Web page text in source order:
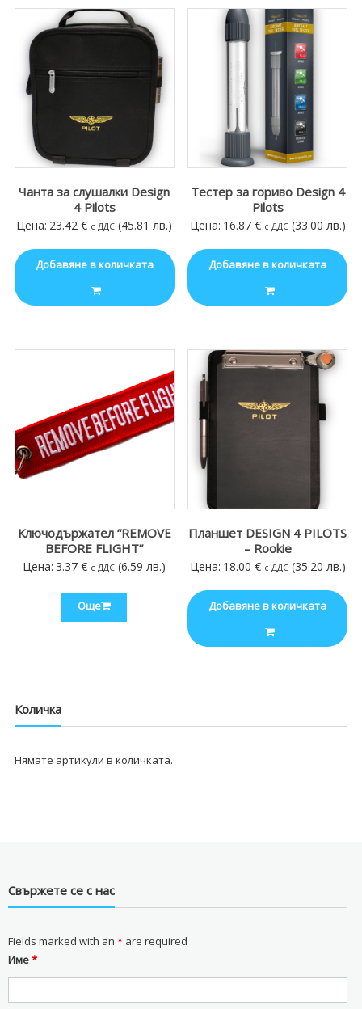
Чанта за слушалки Design
4 Pilots
Цена: 23.42€ с ДДС (45.81 лв.)
Добавяне в количката
Тестер за гориво Design 4
Pilots
Цена: 16.87 € с ДДС (33.00 лв.)
Добавяне в количката
Ключодържател “REMOVE
BEFORE FLIGHT”
Цена: 3.37€ с ДДС (6.59 лв.)
Още
Планшет DESIGN 4 PILOTS
– Rookie
Цена: 18.00 € с ДДС (35.20 лв.)
Добавяне в количката
Количка
Нямате артикули в количката.
Свържете се с нас
Fields marked with an *are required
Име*